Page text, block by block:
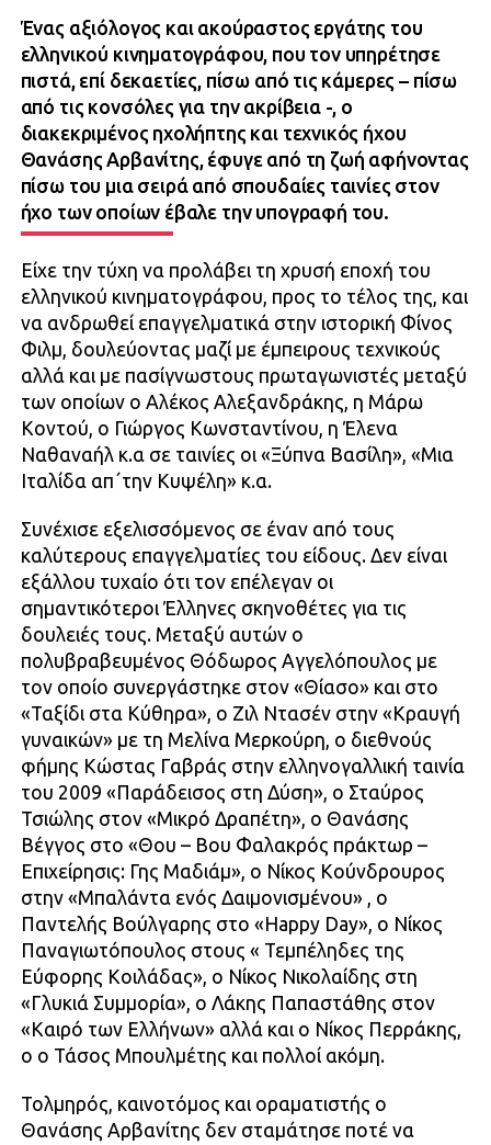
Ένας αξιόλογος και ακούραστος εργάτης του
ελληνικού κινηματογράφου, που τον υπηρέτησε
πιστά, επί δεκαετίες, πίσω από τις κάμερες – πίσω
από τις κονσόλες για την ακρίβεια -, ο
διακεκριμένος ηχολήπτης και τεχνικός ήχου
Θανάσης Αρβανίτης, έφυγε από τη ζωή αφήνοντας
πίσω του μια σειρά από σπουδαίες ταινίες στον
ήχο των οποίων έβαλε την υπογραφή του.
Είχε την τύχη να προλάβει τη χρυσή εποχή του
ελληνικού κινηματογράφου, προς το τέλος της, και
να ανδρωθεί επαγγελματικά στην ιστορική Φίνος
Φιλμ, δουλεύοντας μαζί με έμπειρους τεχνικούς
αλλά και με πασίγνωστους πρωταγωνιστές μεταξύ
των οποίων ο Αλέκος Αλεξανδράκης, η Μάρω
Κοντού, ο Γιώργος Κωνσταντίνου, η Έλενα
Ναθαναήλ κ.α σε ταινίες οι «Ξύπνα Βασίλη», «Μια
Ιταλίδα απ΄την Κυψέλη» κ.α.
Συνέχισε εξελισσόμενος σε έναν από τους
καλύτερους επαγγελματίες του είδους. Δεν είναι
εξάλλου τυχαίο ότι τον επέλεγαν οι
σημαντικότεροι Έλληνες σκηνοθέτες για τις
δουλειές τους. Μεταξύ αυτών ο
πολυβραβευμένος Θόδωρος Αγγελόπουλος με
τον οποίο συνεργάστηκε στον «Θίασο» και στο
«Ταξίδι στα Κύθηρα», ο Ζιλ Ντασέν στην «Κραυγή
γυναικών» με τη Μελίνα Μερκούρη, ο διεθνούς
φήμης Κώστας Γαβράς στην ελληνογαλλική ταινία
του 2009 «Παράδεισος στη Δύση», ο Σταύρος
Τσιώλης στον «Μικρό Δραπέτη», ο Θανάσης
Βέγγος στο «Θου – Βου Φαλακρός πράκτωρ –
Επιχείρησις: Γης Μαδιάμ», ο Νίκος Κούνδρουρος
στην «Μπαλάντα ενός Δαιμονισμένου» , ο
Παντελής Βούλγαρης στο «Happy Day», ο Νίκος
Παναγιωτόπουλος στους « Τεμπέληδες της
Εύφορης Κοιλάδας», ο Νίκος Νικολαίδης στη
«Γλυκιά Συμμορία», ο Λάκης Παπαστάθης στον
«Καιρό των Ελλήνων» αλλά και ο Νίκος Περράκης,
ο ο Τάσος Μπουλμέτης και πολλοί ακόμη.
Τολμηρός, καινοτόμος και οραματιστής ο
Θανάσης Αρβανίτης δεν σταμάτησε ποτέ να